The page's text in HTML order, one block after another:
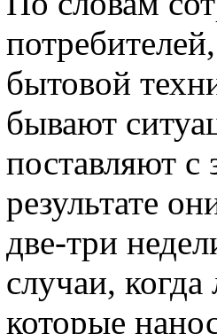
бытовой
бывают
поставляют
результате
две-три
случаи,
которые